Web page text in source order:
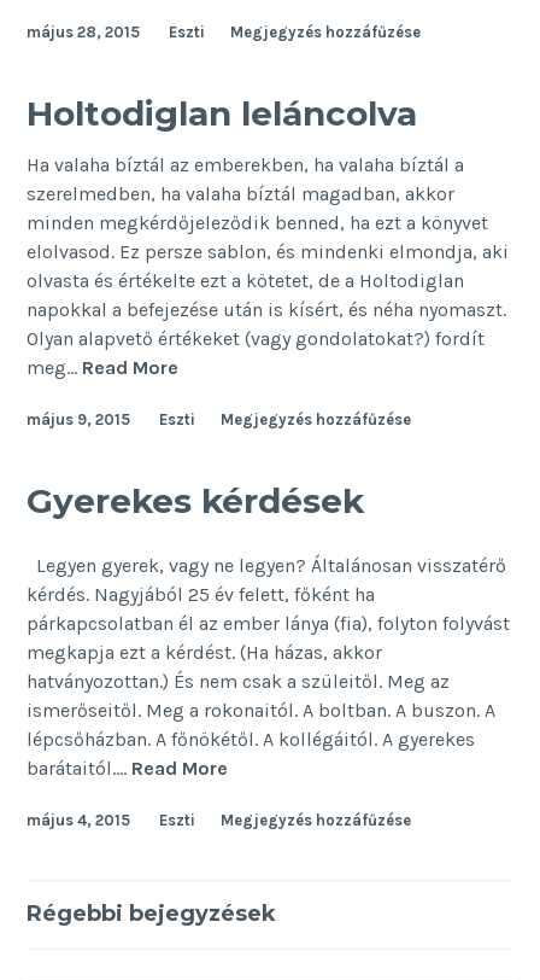
május 28, 2015 Eszti Megjegyzés hozzáfűzése
Holtodiglan leláncolva
Ha valaha bíztál az emberekben, ha valaha bíztál a
szerelmedben, ha valaha bíztál magadban, akkor
minden megkérdőjeleződik benned, ha ezt a könyvet
elolvasod. Ez persze sablon, és mindenki elmondja, aki
olvasta és értékelte ezt a kötetet, de a Holtodiglan
napokkal a befejezése után is kísért, és néha nyomaszt.
Olyan alapvető értékeket (vagy gondolatokat?) fordít
meg… Read More
május 9, 2015 Eszti Megjegyzés hozzáfűzése
Gyerekes kérdések
Legyen gyerek, vagy ne legyen? Általánosan visszatérő
kérdés. Nagyjából 25 év felett, főként ha
párkapcsolatban él az ember lánya (fia), folyton folyvást
megkapja ezt a kérdést. (Ha házas, akkor
hatványozottan.) És nem csak a szüleitől. Meg az
ismerőseitől. Meg a rokonaitól. A boltban. A buszon. A
lépcsőházban. A főnökétől. A kollégáitól. A gyerekes
barátaitól.… Read More
május 4, 2015 Eszti Megjegyzés hozzáfűzése
Bejegyzés
Régebbi bejegyzések